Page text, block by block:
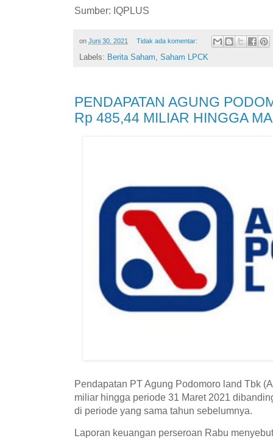
Sumber: IQPLUS
on Juni 30, 2021 Tidak ada komentar:
Labels: Berita Saham, Saham LPCK
PENDAPATAN AGUNG
Rp 485,44 MILIAR HINGGA
Pendapatan PT Agung Podomoro land Tbk
miliar hingga periode 31 Maret 2021
di periode yang sama tahun sebelumnya.
Laporan keuangan perseroan Rabu